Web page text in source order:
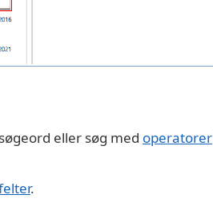
eller søg med operatorer
.